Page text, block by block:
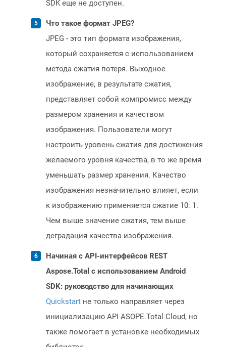
SDK еще не доступен.
Что такое формат JPEG?
JPEG - это тип формата изображения,
который сохраняется с использованием
метода сжатия потеря. Выходное
изображение, в результате сжатия,
представляет собой компромисс между
размером хранения и качеством
изображения. Пользователи могут
настроить уровень сжатия для достижения
желаемого уровня качества, в то же время
уменьшать размер хранения. Качество
изображения незначительно влияет, если
к изображению применяется сжатие 10: 1.
Чем выше значение сжатия, тем выше
деградация качества изображения.
Начиная с API-интерфейсов REST
Aspose.Total с использованием Android
SDK: руководство для начинающих
Quickstart не только направляет через
инициализацию API ASOPE.Total Cloud, но
также помогает в установке необходимых